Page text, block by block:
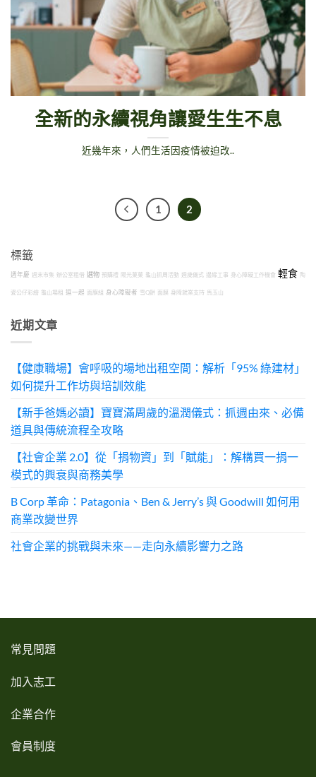
全新的永續視角讓愛生生不息
近幾年來，人們生活因疫情被迫改..
1 2
標籤
週年慶 週末市集 辦公室租借 選物 預購禮 陽光菓菓 龜山抓周活動 週歲儀式 邊緣工事 身心障礙工作機會 輕食 陶
瓷公仔彩繪 龜山場租 逗一起 面膜組 身心障礙者 雪Q餅 面膜 身障就業支持 馬玉山
近期文章
【健康職場】會呼吸的場地出租空間：解析「95% 綠建材」
如何提升工作坊與培訓效能
【新手爸媽必讀】寶寶滿周歲的溫潤儀式：抓週由來、必備
道具與傳統流程全攻略
【社會企業 2.0】從「捐物資」到「賦能」：解構買一捐一
模式的興衰與商務美學
B Corp 革命：Patagonia、Ben & Jerry’s 與 Goodwill 如何用
商業改變世界
社會企業的挑戰與未來——走向永續影響力之路
常見問題
加入志工
企業合作
會員制度